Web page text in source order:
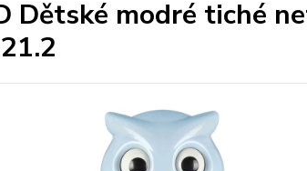
Dětské modré tiché